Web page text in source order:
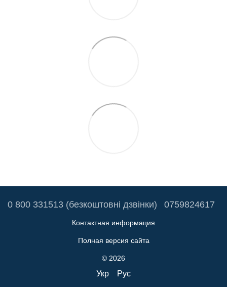
0 800 331513 (безкоштовні дзвінки) 0759824617
Контактная информация
Полная версия сайта
© 2026
Укр Рус